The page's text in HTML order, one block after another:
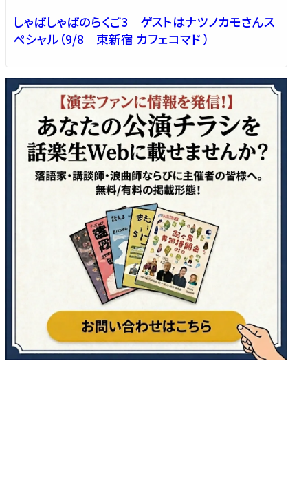
しゃばしゃばのらくご3 ゲストはナツノカモさんス
ペシャル（9/8 東新宿 カフェコマド ）